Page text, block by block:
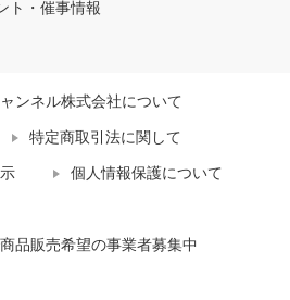
ト・催事情報
ンネル株式会社について
特定商取引法に関して
個人情報保護について
品販売希望の事業者募集中